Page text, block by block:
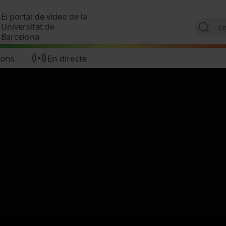
El portal de vídeo de la
Universitat de
Barcelona
En directe